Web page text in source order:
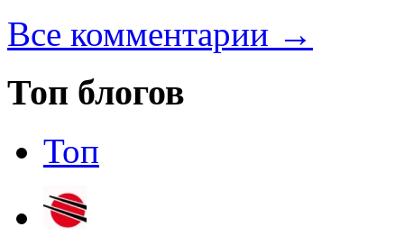
Все комментарии →
Топ блогов
Топ